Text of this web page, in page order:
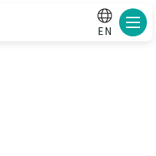
EN メニ